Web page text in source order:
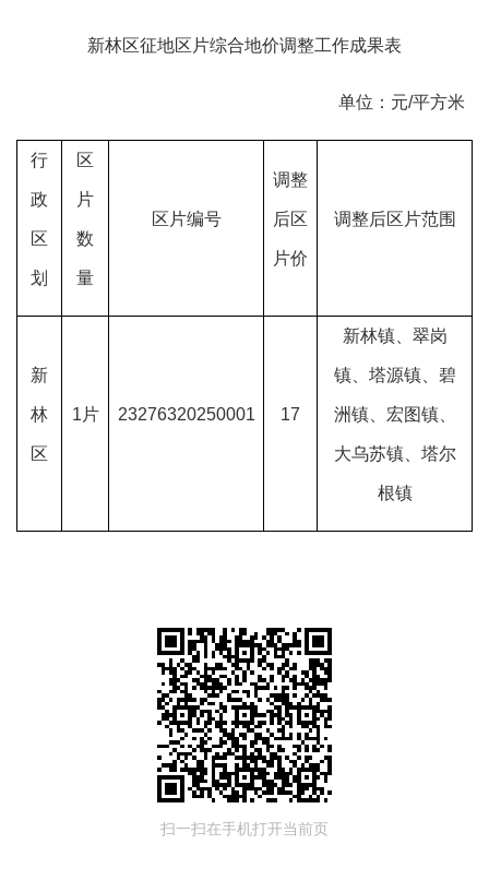
新林区征地区片综合地价调整工作成果表
单位：元/平方米
行
政
区
划
区
片
数
量
区片编号
调整
后区
片价
调整后区片范围
新
林
区
1 片 23276320250001 17
新林镇、翠岗
镇、塔源镇、碧
洲镇、宏图镇、
大乌苏镇、塔尔
根镇
扫一扫在手机打开当前页